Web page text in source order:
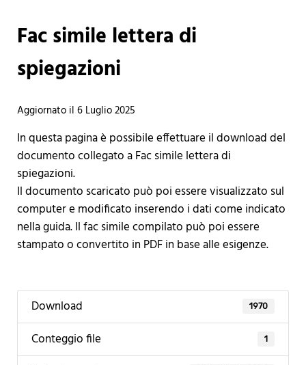
Fac simile lettera di
spiegazioni
Aggiornato il 6 Luglio 2025
In questa pagina è possibile effettuare il download del
documento collegato a Fac simile lettera di
spiegazioni.
Il documento scaricato può poi essere visualizzato sul
computer e modificato inserendo i dati come indicato
nella guida. Il fac simile compilato può poi essere
stampato o convertito in PDF in base alle esigenze.
Download 1970
Conteggio file 1